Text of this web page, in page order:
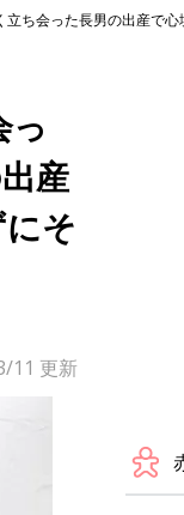
ち会った長男の出産で
っ
産
そ
11 更新